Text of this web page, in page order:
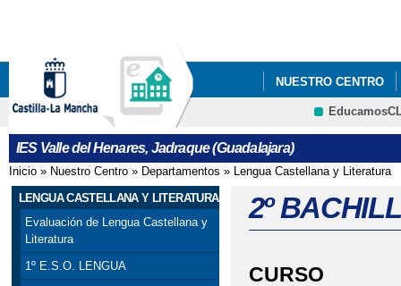
NUESTRO CENTRO
IES Valle del Henares, Jadraque (Guadalajara)
Se encuentra usted aquí
Inicio » Nuestro Centro » Departamentos » Lengua Castellana y Literatura
LENGUA CASTELLANA Y LITERATURA
Evaluación de Lengua Castellana y
Literatura
1º E.S.O. LENGUA
2º
CURSO